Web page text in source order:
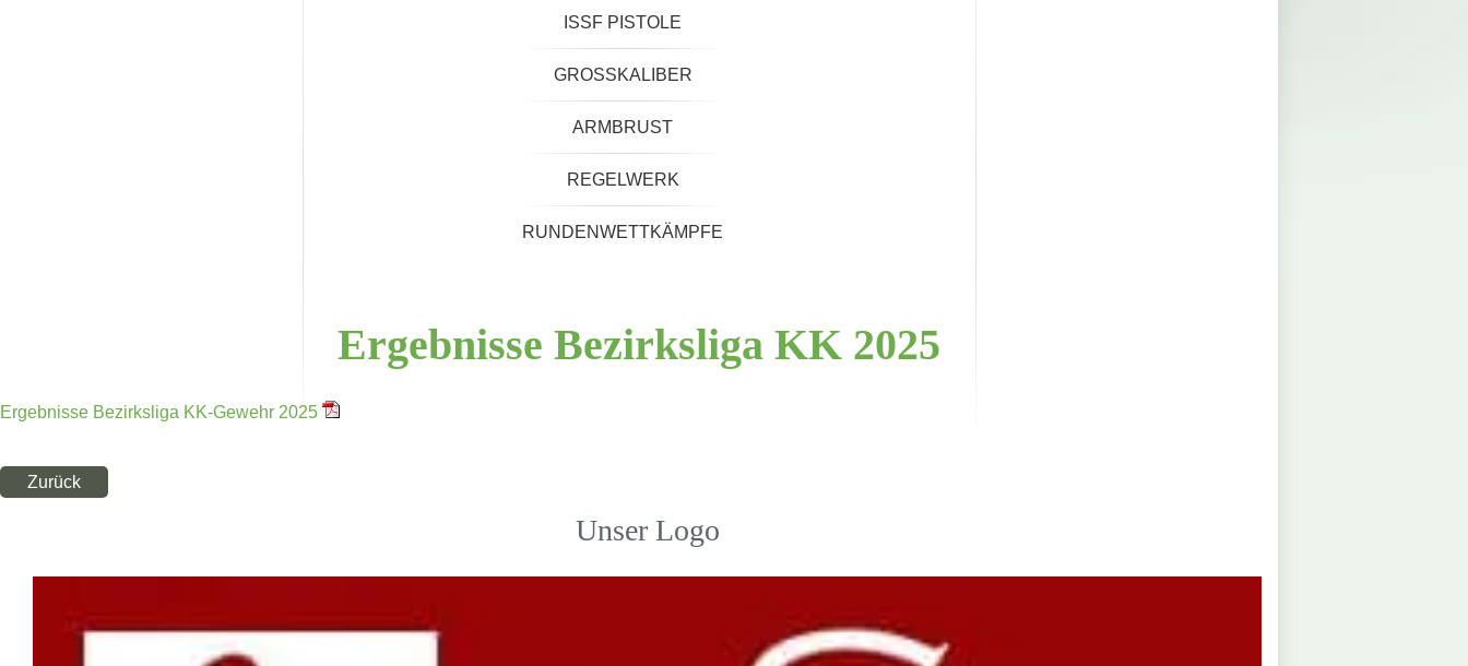
ISSF PISTOLE
GROSSKALIBER
ARMBRUST
REGELWERK
RUNDENWETTKÄMPFE
Ergebnisse Bezirksliga KK 2025
Ergebnisse Bezirksliga KK-Gewehr 2025
Zurück
Unser Logo